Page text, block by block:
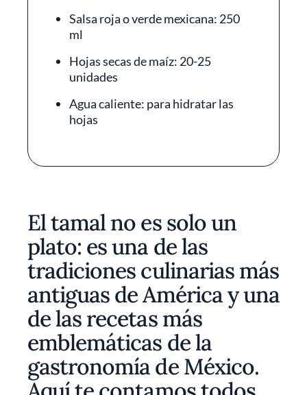
Salsa roja o verde mexicana: 250
ml
Hojas secas de maíz: 20-25
unidades
Agua caliente: para hidratar las
hojas
El tamal no es solo un
plato: es una de las
tradiciones culinarias más
antiguas de América y una
de las recetas más
emblemáticas de la
gastronomía de México.